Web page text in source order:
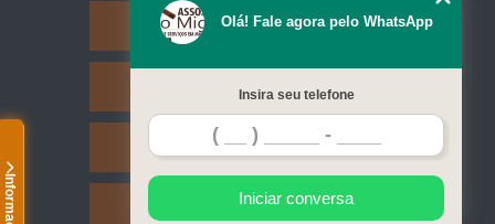
Missão
Serviços
Contato
Mapa do site
Olá! Fale agora pelo WhatsApp
Insira seu telefone
Iniciar conversa